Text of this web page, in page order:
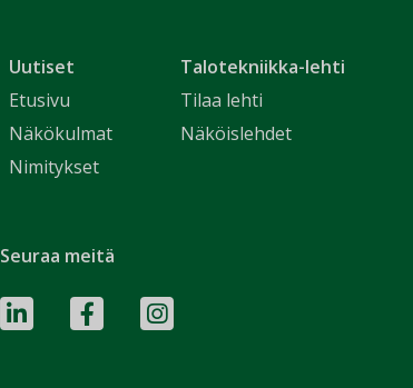
Uutiset
Etusivu
Näkökulmat
Nimitykset
Talotekniikka-lehti
Tilaa lehti
Näköislehdet
Seuraa meitä